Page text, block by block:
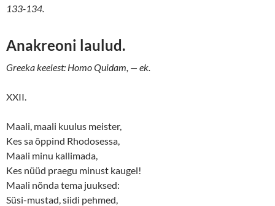
133-134.
Anakreoni laulud.
Greeka keelest: Homo Quidam, — ek.
XXII.
Maali, maali kuulus meister,
Kes sa õppind Rhodosessa,
Maali minu kallimada,
Kes nüüd praegu minust kaugel!
Maali nõnda tema juuksed:
Süsi-mustad, siidi pehmed,